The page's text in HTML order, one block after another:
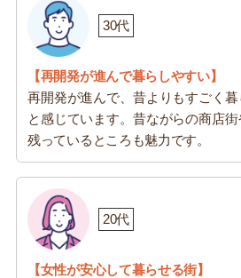
30代
【再開発が進んで暮らしやすい】
再開発が進んで、昔よりもすごく
と感じています。昔ながらの商店
残っているところも魅力です。
20代
【女性が安心して暮らせる街】